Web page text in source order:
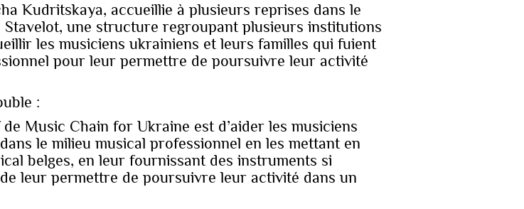
Kudritskaya, accueillie à plusieurs reprises dans le
une structure regroupant plusieurs institutions
les musiciens ukrainiens et leurs familles qui fuient
pour leur permettre de poursuivre leur activité
:
de Music Chain for Ukraine est d’aider les musiciens
le milieu musical professionnel en les mettant en
belges, en leur fournissant des instruments si
leur permettre de poursuivre leur activité dans un